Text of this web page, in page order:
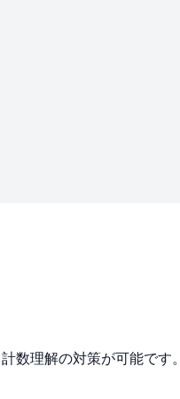
数理解の対策が可能です。